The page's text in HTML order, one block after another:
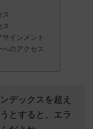
インメント
のアクセス
デックスを超え
とすると、エラ